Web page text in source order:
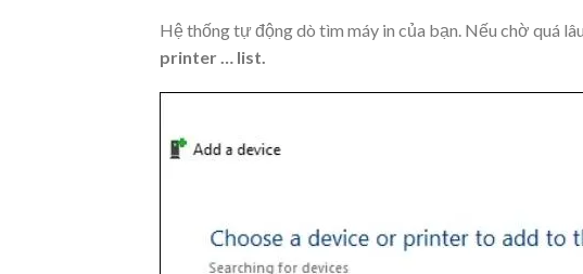
Hệ thống tự động dò tìm máy in của bạn. Nếu chờ quá
printer … list.